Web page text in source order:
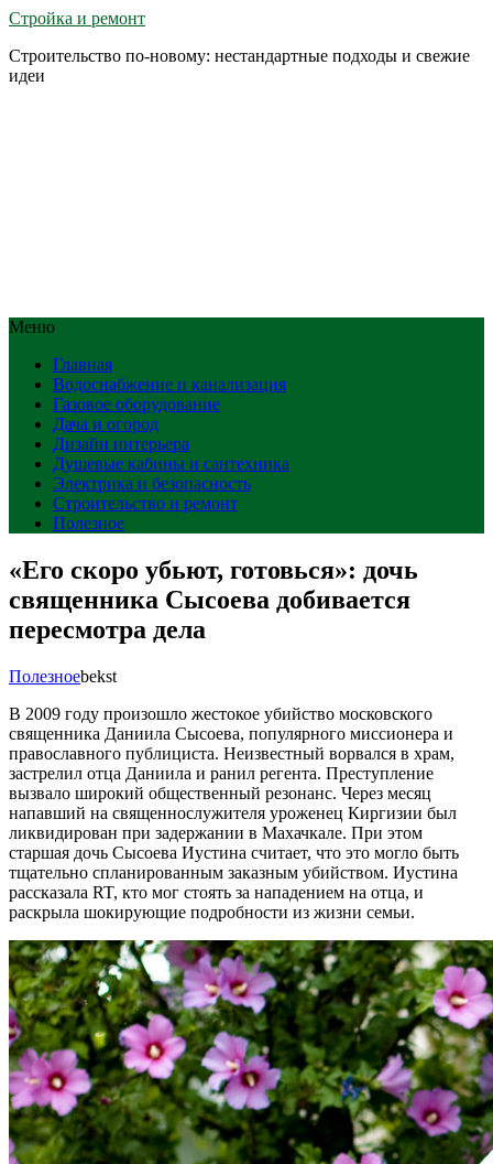
Стройка и ремонт
Строительство по-новому: нестандартные подходы и свежие
идеи
Меню
Главная
Водоснабжение и канализация
Газовое оборудование
Дача и огород
Дизайн интерьера
Душевые кабины и сантехника
Электрика и безопасность
Строительство и ремонт
Полезное
«Его скоро убьют, готовься»: дочь
священника Сысоева добивается
пересмотра дела
Полезноеbekst
В 2009 году произошло жестокое убийство московского
священника Даниила Сысоева, популярного миссионера и
православного публициста. Неизвестный ворвался в храм,
застрелил отца Даниила и ранил регента. Преступление
вызвало широкий общественный резонанс. Через месяц
напавший на священнослужителя уроженец Киргизии был
ликвидирован при задержании в Махачкале. При этом
старшая дочь Сысоева Иустина считает, что это могло быть
тщательно спланированным заказным убийством. Иустина
рассказала RT, кто мог стоять за нападением на отца, и
раскрыла шокирующие подробности из жизни семьи.